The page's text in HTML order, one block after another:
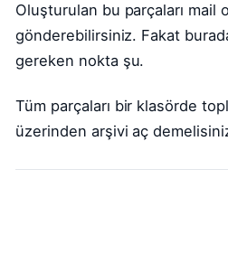
Oluşturulan bu parçaları mail
gönderebilirsiniz. Fakat
gereken nokta şu.
Tüm parçaları bir klasörde
üzerinden arşivi aç